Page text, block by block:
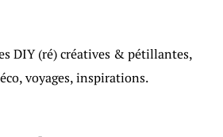
DIY (ré) créatives & pétillantes,
voyages, inspirations.